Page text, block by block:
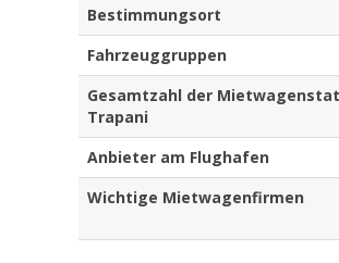
Bestimmungsort
Fahrzeuggruppen
Gesamtzahl der
Trapani
Anbieter am Flughafen
Wichtige Mietwagenfirmen